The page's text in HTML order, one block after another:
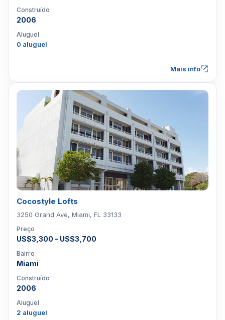
Construído
2006
Aluguel
0 aluguel
Mais info
Cocostyle Lofts
3250 Grand Ave, Miami, FL 33133
Preço
US$3,300 – US$3,700
Bairro
Miami
Construído
2006
Aluguel
2 aluguel